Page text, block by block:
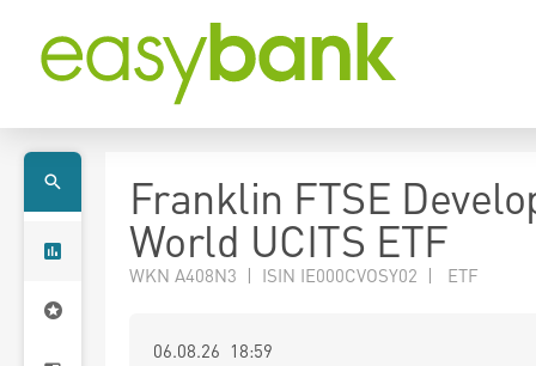
Franklin FTSE
World UCITS ETF
WKN A408N3 | ISIN IE000CVOSY02 | ETF
06.08.26 18:59